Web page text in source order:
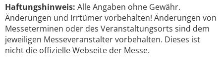
Haftungshinweis: Alle Angaben ohne Gewähr.
Änderungen und Irrtümer vorbehalten! Änderungen von
Messeterminen oder des Veranstaltungsorts sind dem
jeweiligen Messeveranstalter vorbehalten. Dieses ist
nicht die offizielle Webseite der Messe.